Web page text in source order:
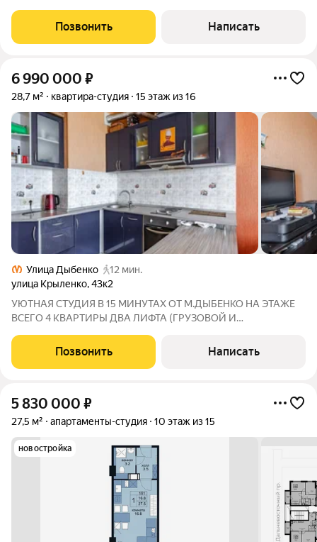
лет. Комплекс апартаментов "WINGS" располагается по адресу
улица Крыленко,
Позвонить Написать
6 990 000 ₽
28,7 м² квартира-студия 15 этаж из 16
Улица Дыбенко
12 мин.
улица Крыленко,43к2
УЮТНАЯ СТУДИЯ В 15 МИНУТАХ ОТ М.ДЫБЕНКО НА ЭТАЖЕ
ВСЕГО 4 КВАРТИРЫ ДВА ЛИФТА (ГРУЗОВОЙ И
ПРОСТОРНЫЙ КОРИДОР 4,7 КВ М НА БАЛКОНЕ ПОЛЫ С
ПОДОГРЕВОМ МЕБЕЛЬ И ТЕХНИКА ОСТАЕТСЯ НОВЫМ
Позвонить Написать
5 830 000 ₽
27,5 м² апартаменты-студия 10 этаж из 15
новостройка